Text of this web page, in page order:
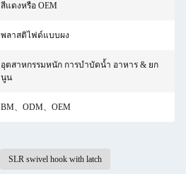
สีแดงหรือ OEM
พลาสติไฟด์แบบผง
อุตสาหกรรมหนัก การบำบัดน้ำ อาหาร & ยก
นูน
BM、ODM、OEM
SLR swivel hook with latch